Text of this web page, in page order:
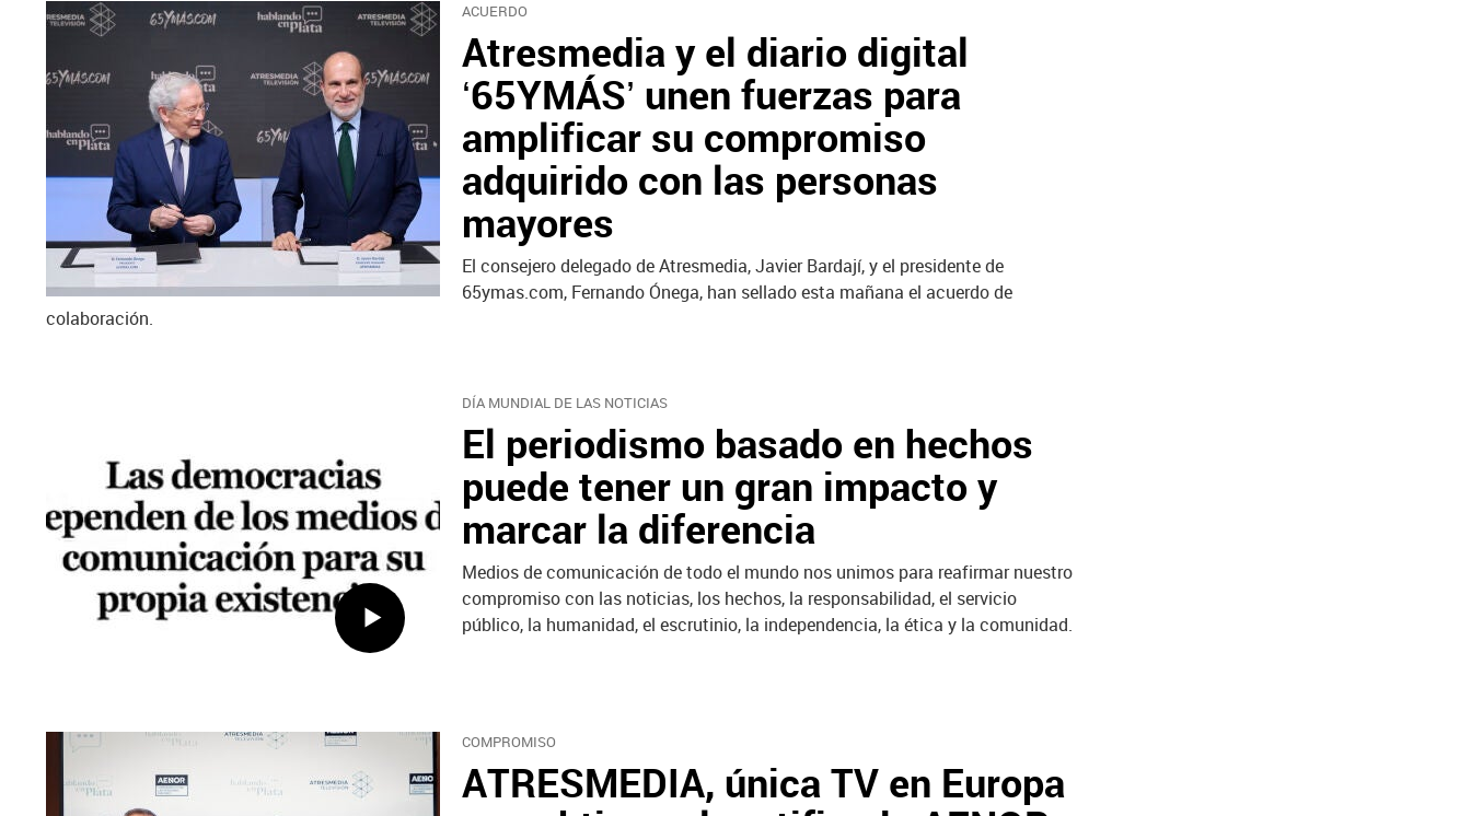
ACUERDO
Atresmedia y el diario digital
‘65YMÁS’ unen fuerzas para
amplificar su compromiso
adquirido con las personas
mayores
El consejero delegado de Atresmedia, Javier Bardají, y el presidente de
65ymas.com, Fernando Ónega, han sellado esta mañana el acuerdo de
colaboración.
DÍA MUNDIAL DE LAS NOTICIAS
El periodismo basado en hechos
puede tener un gran impacto y
marcar la diferencia
Medios de comunicación de todo el mundo nos unimos para reafirmar nuestro
compromiso con las noticias, los hechos, la responsabilidad, el servicio
público, la humanidad, el escrutinio, la independencia, la ética y la comunidad.
COMPROMISO
ATRESMEDIA, única TV en Europa